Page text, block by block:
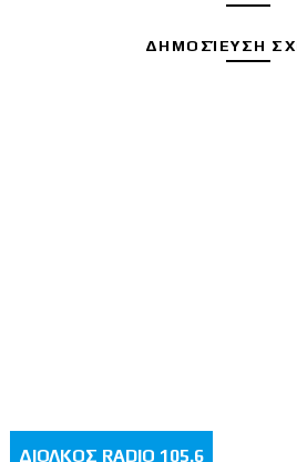
ΔΗΜΟΣΊΕΥΣΗ
ΔΙΟΛΚΟΣ RADIO 105.6